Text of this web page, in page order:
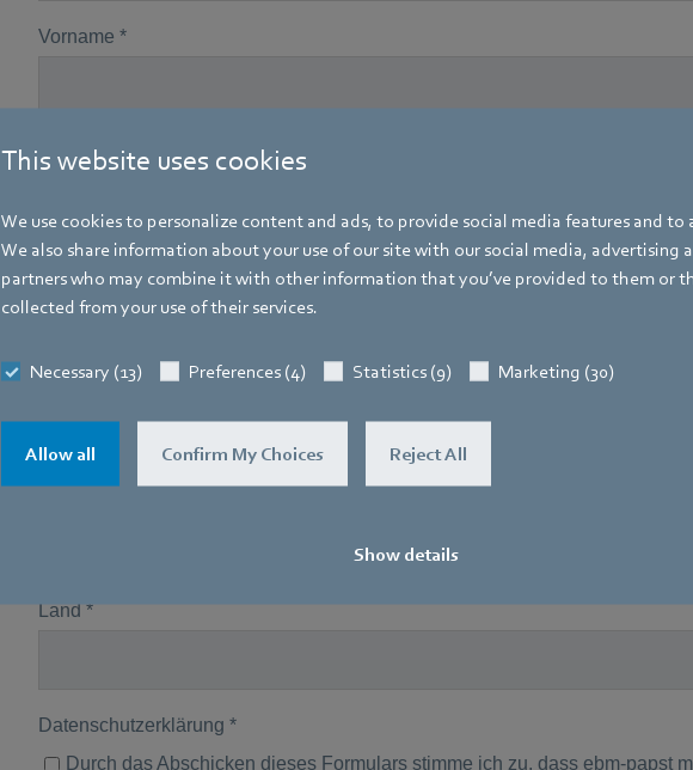
This website uses cookies
We use cookies to personalize content and ads, to provide social media features and to
We also share information about your use of our site with our social media, advertising
partners who may combine it with other information that you’ve provided to them or
collected from your use of their services.
Necessary (13) Preferences (4) Statistics (9) Marketing (30)
Allow all Confirm My Choices Reject All
Show details